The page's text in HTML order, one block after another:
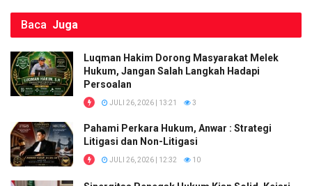
Baca Juga
Luqman Hakim Dorong Masyarakat Melek
Hukum, Jangan Salah Langkah Hadapi
Persoalan
JULI 26, 2026 | 13:21 3
Pahami Perkara Hukum, Anwar : Strategi
Litigasi dan Non-Litigasi
JULI 26, 2026 | 12:32 10